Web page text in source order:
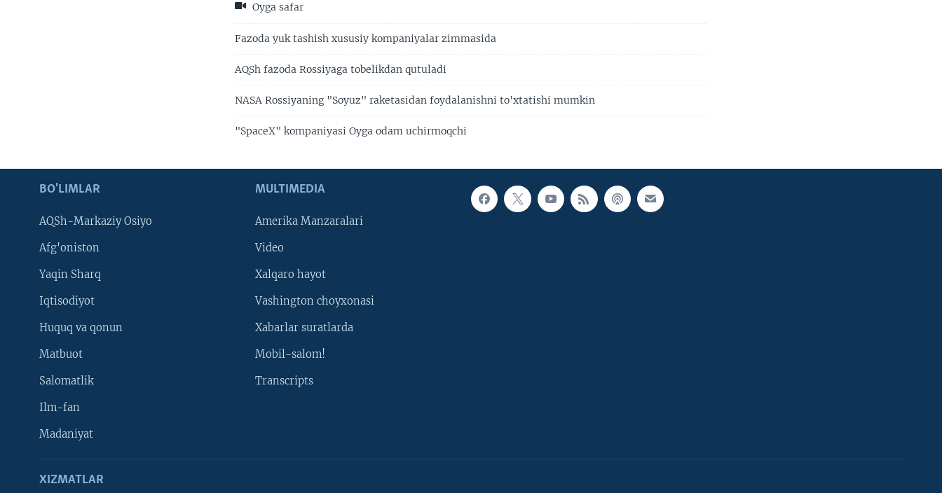
Oyga safar
Fazoda yuk tashish xususiy kompaniyalar zimmasida
AQSh fazoda Rossiyaga tobelikdan qutuladi
NASA Rossiyaning "Soyuz" raketasidan foydalanishni to'xtatishi mumkin
"SpaceX" kompaniyasi Oyga odam uchirmoqchi
BO'LIMLAR
AQSh-Markaziy Osiyo
Afg'oniston
Yaqin Sharq
Iqtisodiyot
Huquq va qonun
Matbuot
Salomatlik
Ilm-fan
Madaniyat
MULTIMEDIA
Amerika Manzaralari
Video
Xalqaro hayot
Vashington choyxonasi
Xabarlar suratlarda
Mobil-salom!
Transcripts
XIZMATLAR